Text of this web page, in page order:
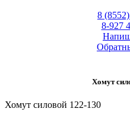
8
8-927
Хомут
Хомут силовой 122-130